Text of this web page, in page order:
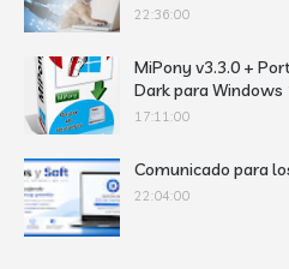
22:36:00
MiPony v3.3.0 +
Dark para Windows
17:11:00
Comunicado para
22:04:00